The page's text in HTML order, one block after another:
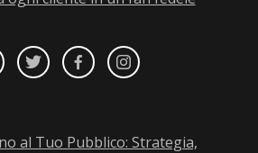
al Tuo Pubblico: Strategia,